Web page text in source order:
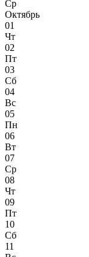
Ср
Октябрь
01
Чт
02
Пт
03
Сб
04
Вс
05
Пн
06
Вт
07
Ср
08
Чт
09
Пт
10
Сб
11